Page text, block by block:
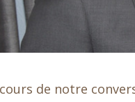
de notre